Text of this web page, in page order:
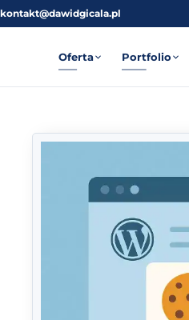
kontakt@dawidgicala.pl
Oferta Portfolio